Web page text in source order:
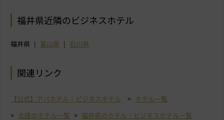
福井県近隣のビジネスホテル
福井県 富山県 石川県
関連リンク
【公式】アパホテル｜ビジネスホテル
ホテル一覧
北陸のホテル一覧
福井県のホテル・ビジネスホテル一覧